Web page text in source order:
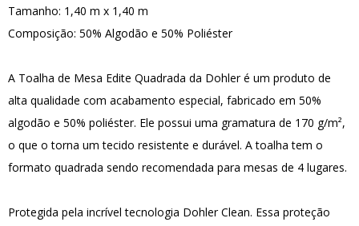
Tamanho: 1,40 m x 1,40 m
Composição: 50% Algodão e 50% Poliéster
A Toalha de Mesa Edite Quadrada da Dohler é um produto de
alta qualidade com acabamento especial, fabricado em 50%
algodão e 50% poliéster. Ele possui uma gramatura de 170 g/m²,
o que o torna um tecido resistente e durável. A toalha tem o
formato quadrada sendo recomendada para mesas de 4 lugares.
Protegida pela incrível tecnologia Dohler Clean. Essa proteção